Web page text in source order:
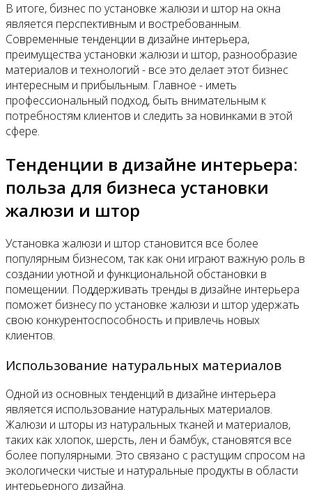
В итоге, бизнес по установке жалюзи и штор на окна
является перспективным и востребованным.
Современные тенденции в дизайне интерьера,
преимущества установки жалюзи и штор, разнообразие
материалов и технологий - все это делает этот бизнес
интересным и прибыльным. Главное - иметь
профессиональный подход, быть внимательным к
потребностям клиентов и следить за новинками в этой
сфере.
Тенденции в дизайне интерьера:
польза для бизнеса установки
жалюзи и штор
Установка жалюзи и штор становится все более
популярным бизнесом, так как они играют важную роль в
создании уютной и функциональной обстановки в
помещении. Поддерживать тренды в дизайне интерьера
поможет бизнесу по установке жалюзи и штор удержать
свою конкурентоспособность и привлечь новых
клиентов.
Использование натуральных материалов
Одной из основных тенденций в дизайне интерьера
является использование натуральных материалов.
Жалюзи и шторы из натуральных тканей и материалов,
таких как хлопок, шерсть, лен и бамбук, становятся все
более популярными. Это связано с растущим спросом на
экологически чистые и натуральные продукты в области
интерьерного дизайна.